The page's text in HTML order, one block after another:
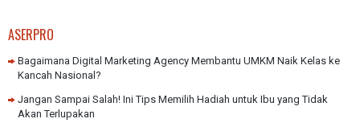
ASERPRO
Bagaimana Digital Marketing Agency Membantu UMKM Naik Kelas ke
Kancah Nasional?
Jangan Sampai Salah! Ini Tips Memilih Hadiah untuk Ibu yang Tidak
Akan Terlupakan